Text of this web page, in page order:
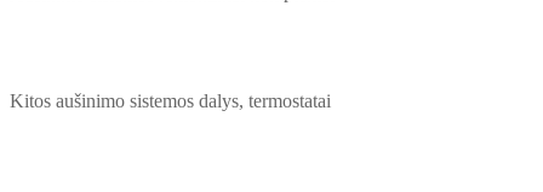
Kitos aušinimo sistemos dalys, termostatai